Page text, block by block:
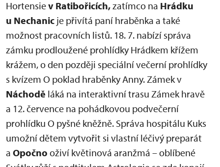
Hortensiev Ratibořicích,zatímco na Hrádku
u Nechanic je přivítá paní hraběnka a také
možnost pracovních listů. 18. 7. nabízí správa
zámku prodloužené prohlídky Hrádkem křížem
krážem, o den později speciální večerní prohlídky
s kvízem O poklad hraběnky Anny. Zámek v
Náchodě láká na interaktivní trasu Zámek hravě
a 12. července na pohádkovou podvečerní
prohlídku O pyšné kněžně. Správa hospitálu Kuks
umožní dětem vytvořit si vlastní léčivý preparát
a Opočno oživí květinová aranžmá – oblíbené